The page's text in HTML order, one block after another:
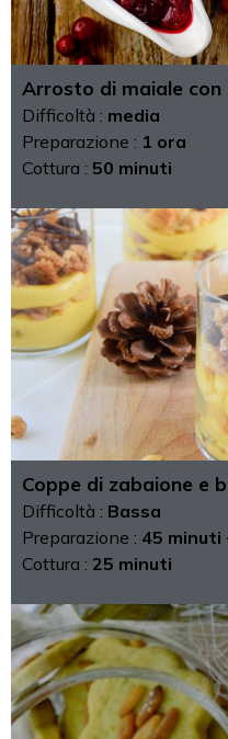
Arrosto di maiale
Difficoltà : media
Preparazione : 1 ora
Cottura : 50 minuti
Coppe di zabaione e
Difficoltà : Bassa
Preparazione : 45 minuti
Cottura : 25 minuti